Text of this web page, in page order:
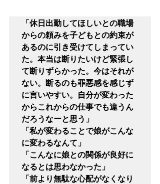
「休日出勤してほしいとの職場
からの頼みを子どもとの約束が
あるのに引き受けてしまってい
た。本当は断りたいけど緊張し
て断りずらかった。今はそれが
ない。断るのも罪悪感を感じず
に言いやすい。自分が変わった
からこれからの仕事でも違うん
だろうなーと思う」
「私が変わることで娘がこんな
に変わるなんて」
「こんなに娘との関係が良好に
なるとは思わなかった」
「前より無駄な心配がなくなり